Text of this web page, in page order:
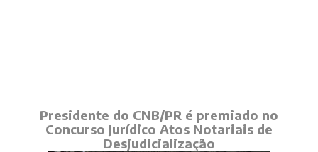
Presidente do CNB/PR é premiado no
Concurso Jurídico Atos Notariais de
Desjudicialização